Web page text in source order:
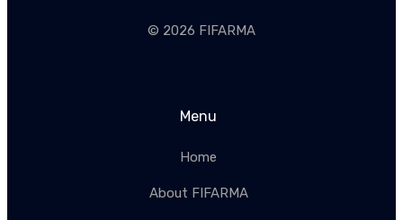
© 2026 FIFARMA
Menu
Home
About FIFARMA